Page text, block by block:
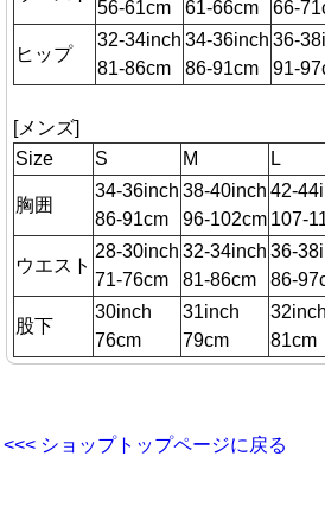
56-61cm
61-66cm
66-
ヒップ
32-34inch
81-86cm
34-36inch
86-91cm
36-
91-
[メンズ]
Size
S M L
胸囲
34-36inch
86-91cm
38-40inch
96-102cm
42-
107-
ウエスト
28-30inch
71-76cm
32-34inch
81-86cm
36-
86-
股下
30inch
76cm
31inch
79cm
32inch
81cm
<<< ショップトップページに戻る